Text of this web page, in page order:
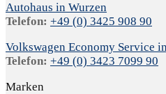
Autohaus in Wurzen
Telefon: +49 (0) 3425 908 90
Volkswagen Economy Service
Telefon: +49 (0) 3423 7099 90
Marken